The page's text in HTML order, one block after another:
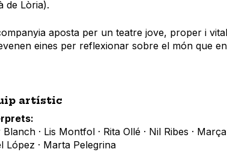
de Lòria).
aposta per un teatre jove, proper i
eines per reflexionar sobre el món que
artístic
· Lis Montfol · Rita Ollé · Nil Ribes ·
López · Marta Pelegrina